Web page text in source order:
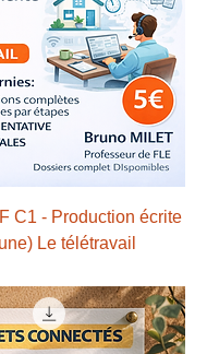
C1 - Production écrite
Le télétravail